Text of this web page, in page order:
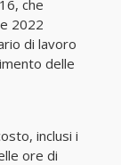
che
2022
di lavoro
delle
inclusi i
ore di